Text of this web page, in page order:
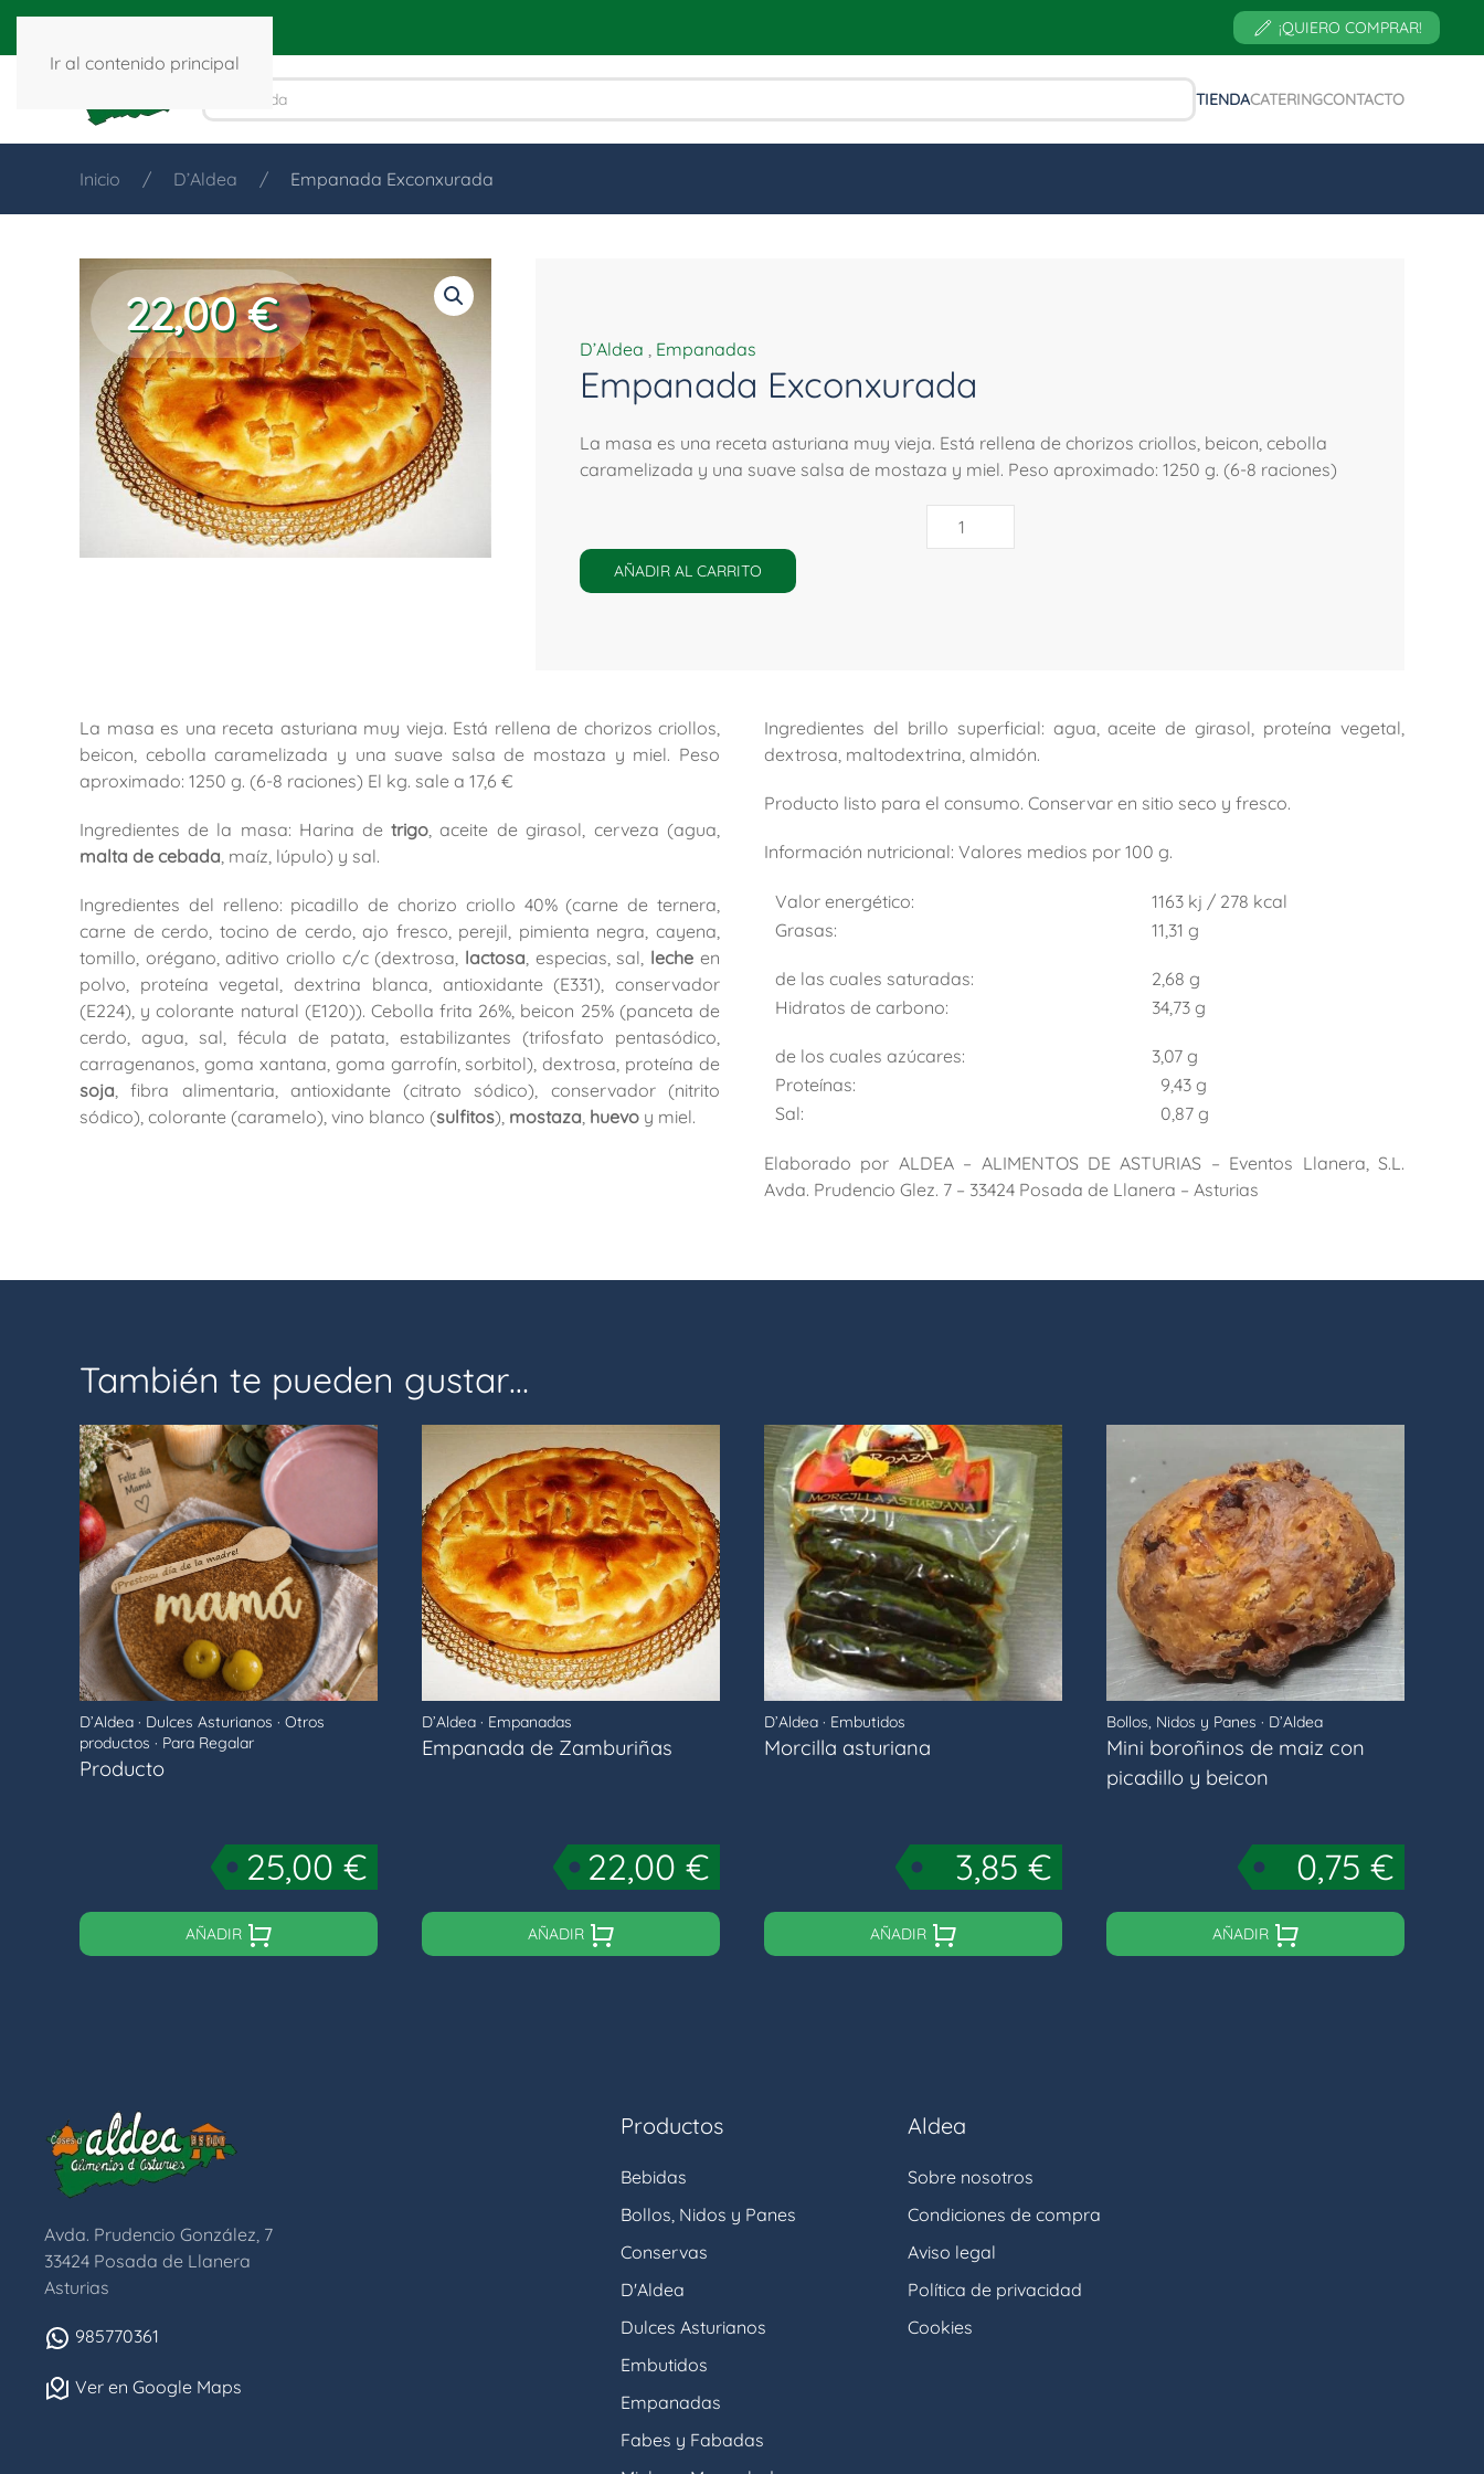
Ir al contenido principal
¡QUIERO COMPRAR!
TIENDACATERINGCONTACTO
Inicio D’Aldea Empanada Exconxurada
22,00€
D’Aldea , Empanadas
Empanada Exconxurada
La masa es una receta asturiana muy vieja. Está rellena de chorizos criollos, beicon, cebolla
caramelizada y una suave salsa de mostaza y miel. Peso aproximado: 1250 g. (6-8 raciones)
Empanada
Exconxurada
AÑADIR AL CARRITO
La masa es una receta asturiana muy vieja. Está rellena de chorizos criollos,
beicon, cebolla caramelizada y una suave salsa de mostaza y miel. Peso
aproximado: 1250 g. (6-8 raciones) El kg. sale a 17,6 €
Ingredientes de la masa: Harina de trigo, aceite de girasol, cerveza (agua,
malta de cebada, maíz, lúpulo) y sal.
Ingredientes del relleno: picadillo de chorizo criollo 40% (carne de ternera,
carne de cerdo, tocino de cerdo, ajo fresco, perejil, pimienta negra, cayena,
tomillo, orégano, aditivo criollo c/c (dextrosa, lactosa, especias, sal, leche en
polvo, proteína vegetal, dextrina blanca, antioxidante (E331), conservador
(E224), y colorante natural (E120)). Cebolla frita 26%, beicon 25% (panceta de
cerdo, agua, sal, fécula de patata, estabilizantes (trifosfato pentasódico,
carragenanos, goma xantana, goma garrofín, sorbitol), dextrosa, proteína de
soja, fibra alimentaria, antioxidante (citrato sódico), conservador (nitrito
sódico), colorante (caramelo), vino blanco (sulfitos), mostaza, huevo y miel.
Ingredientes del brillo superficial: agua, aceite de girasol, proteína vegetal,
dextrosa, maltodextrina, almidón.
Producto listo para el consumo. Conservar en sitio seco y fresco.
Información nutricional: Valores medios por 100 g.
Valor energético:
1163 kj / 278 kcal
Grasas:
de las cuales saturadas:
11,31 g
2,68 g
Hidratos de carbono:
de los cuales azúcares:
34,73 g
3,07 g
Proteínas:
9,43 g
Sal:
0,87 g
Elaborado por ALDEA – ALIMENTOS DE ASTURIAS – Eventos Llanera, S.L.
Avda. Prudencio Glez. 7 – 33424 Posada de Llanera – Asturias
También te pueden gustar…
D’Aldea · Dulces Asturianos · Otros
productos · Para Regalar
Producto
25,00 €
AÑADIR
D’Aldea · Empanadas
Empanada de Zamburiñas
22,00 €
AÑADIR
D’Aldea · Embutidos
Morcilla asturiana
3,85 €
AÑADIR
Bollos, Nidos y Panes · D’Aldea
Mini boroñinos de maiz con
picadillo y beicon
0,75 €
AÑADIR
Avda. Prudencio González, 7
33424 Posada de Llanera
Asturias
985770361
Ver en Google Maps
Productos
Bebidas
Bollos, Nidos y Panes
Conservas
D'Aldea
Dulces Asturianos
Embutidos
Empanadas
Fabes y Fabadas
Aldea
Sobre nosotros
Condiciones de compra
Aviso legal
Política de privacidad
Cookies